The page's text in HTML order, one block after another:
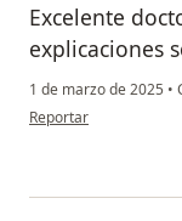
Excelente
explicaciones
1 de marzo de 2025 •
en opinión del usuario
Reportar